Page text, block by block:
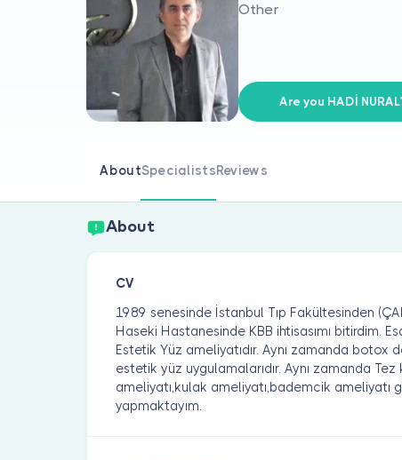
Other
Are you HADİ
AboutSpecialistsReviews
About
CV
1989 senesinde İstanbul Tıp Fakültesinden
Haseki Hastanesinde KBB ihtisasımı bitirdim.
Estetik Yüz ameliyatıdır. Aynı zamanda botox
estetik yüz uygulamalarıdır. Aynı zamanda
ameliyatı,kulak ameliyatı,bademcik ameliyatı
yapmaktayım.